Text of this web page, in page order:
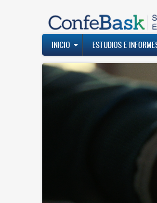
Navegación
principal
INICIO ESTUDIOS E